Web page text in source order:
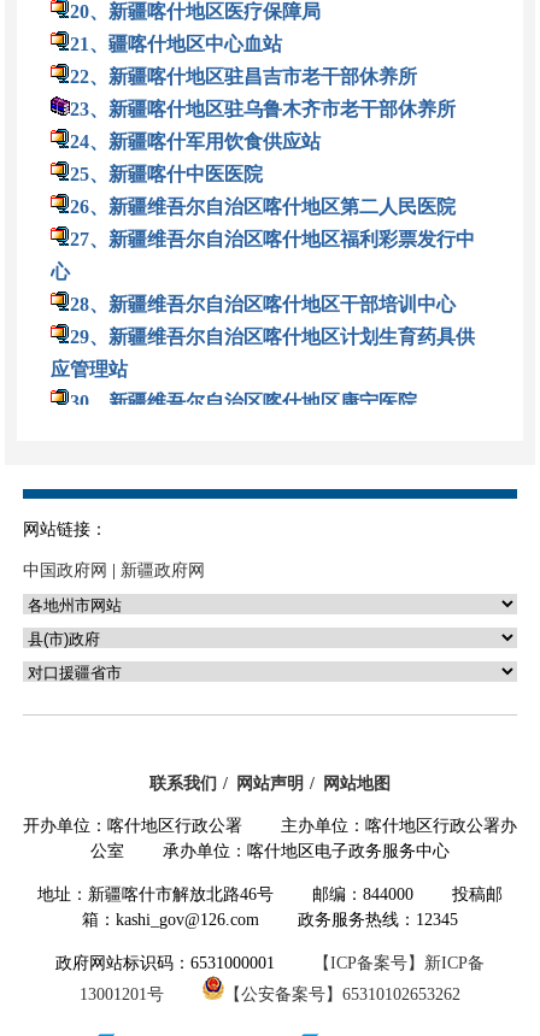
20、新疆喀什地区医疗保障局
21、疆喀什地区中心血站
22、新疆喀什地区驻昌吉市老干部休养所
23、新疆喀什地区驻乌鲁木齐市老干部休养所
24、新疆喀什军用饮食供应站
25、新疆喀什中医医院
26、新疆维吾尔自治区喀什地区第二人民医院
27、新疆维吾尔自治区喀什地区福利彩票发行中
心
28、新疆维吾尔自治区喀什地区干部培训中心
29、新疆维吾尔自治区喀什地区计划生育药具供
应管理站
30、新疆维吾尔自治区喀什地区康宁医院
保障局
33、新疆维吾尔自治区喀什地区卫生健康委员会
网站链接：
中国政府网 新疆政府网
联系我们 网站声明 网站地图
开办单位：喀什地区行政公署 主办单位：喀什地区行政公署办
公室 承办单位：喀什地区电子政务服务中心
地址：新疆喀什市解放北路46号 邮编：844000 投稿邮
箱：kashi_gov@126.com 政务服务热线：12345
政府网站标识码：6531000001
【ICP备案号】新ICP备
13001201号
【公安备案号】65310102653262